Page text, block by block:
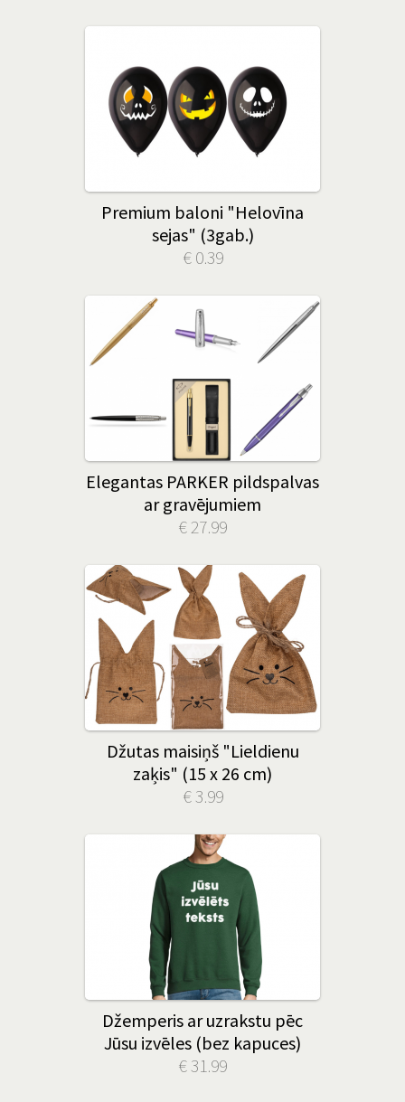
Premium baloni "Helovīna
sejas" (3gab.)
€ 0.39
Elegantas PARKER pildspalvas
ar gravējumiem
€ 27.99
Džutas maisiņš "Lieldienu
zaķis" (15 x 26 cm)
€ 3.99
Džemperis ar uzrakstu pēc
Jūsu izvēles (bez kapuces)
€ 31.99